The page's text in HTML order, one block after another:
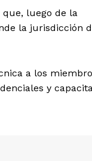
Andes
que, luego de la
la jurisdicción
a los
y